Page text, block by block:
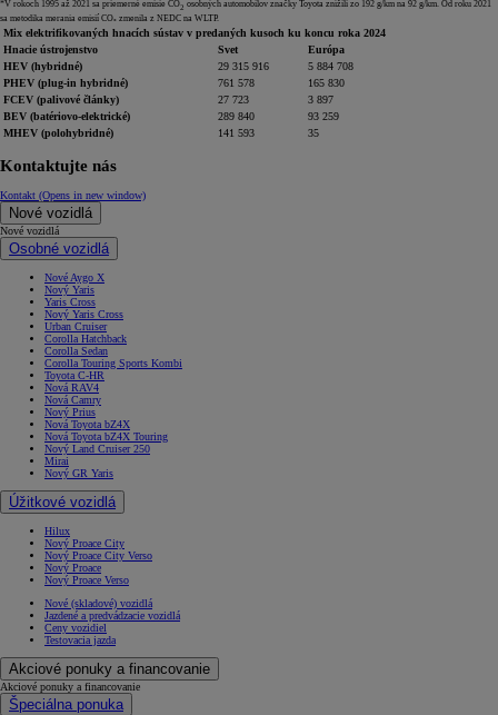
*V rokoch 1995 až 2021 sa priemerné emisie CO2 osobných automobilov značky Toyota znížili zo 192 g/km na 92 g/km. Od roku 2021
sa metodika merania emisií CO₂ zmenila z NEDC na WLTP.
Mix elektrifikovaných hnacích sústav v predaných kusoch ku koncu roka 2024
Hnacie ústrojenstvo
Svet
Európa
HEV (hybridné)
29 315 916
5 884 708
PHEV (plug-in hybridné)
761 578
165 830
FCEV (palivové články)
27 723
3 897
BEV (batériovo-elektrické)
289 840
93 259
MHEV (polohybridné)
141 593 35
Kontaktujte nás
Kontakt (Opens in new window)
Nové vozidlá
Nové vozidlá
Osobné vozidlá
Nové Aygo X
Nový Yaris
Yaris Cross
Nový Yaris Cross
Urban Cruiser
Corolla Hatchback
Corolla Sedan
Corolla Touring Sports Kombi
Toyota C-HR
Nová RAV4
Nová Camry
Nový Prius
Nová Toyota bZ4X
Nová Toyota bZ4X Touring
Nový Land Cruiser 250
Mirai
Nový GR Yaris
Úžitkové vozidlá
Hilux
Nový Proace City
Nový Proace City Verso
Nový Proace
Nový Proace Verso
Nové (skladové) vozidlá
Jazdené a predvádzacie vozidlá
Ceny vozidiel
Testovacia jazda
Akciové ponuky a financovanie
Akciové ponuky a financovanie
Špeciálna ponuka